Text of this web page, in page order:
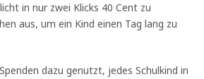
in nur zwei Klicks 40 Cent zu
aus, um ein Kind einen Tag lang zu
dazu genutzt, jedes Schulkind in